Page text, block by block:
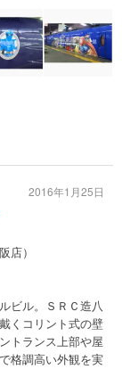
店）
ビル。ＳＲＣ造八
くコリント式の壁
トランス上部や屋
格調高い外観を実
2016年1月25日